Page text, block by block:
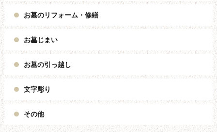
お墓のリフォーム・修繕
お墓じまい
お墓の引っ越し
文字彫り
その他